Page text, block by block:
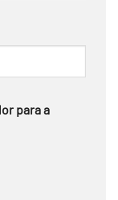
para a